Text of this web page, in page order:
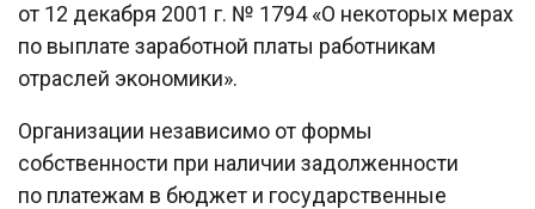
от 12 декабря 2001 г. № 1794 «О некоторых мерах
по выплате заработной платы работникам
отраслей экономики».
Организации независимо от формы
собственности при наличии задолженности
по платежам в бюджет и государственные